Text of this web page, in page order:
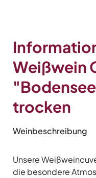
Weißwein
trocken
Weinbeschreibung
Unsere
die besondere